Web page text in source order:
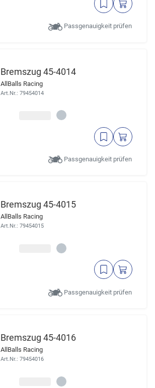
Passgenauigkeit prüfen
Bremszug 45-4014
AllBalls Racing
Art.Nr.: 79454014
Passgenauigkeit prüfen
Bremszug 45-4015
AllBalls Racing
Art.Nr.: 79454015
Passgenauigkeit prüfen
Bremszug 45-4016
AllBalls Racing
Art.Nr.: 79454016